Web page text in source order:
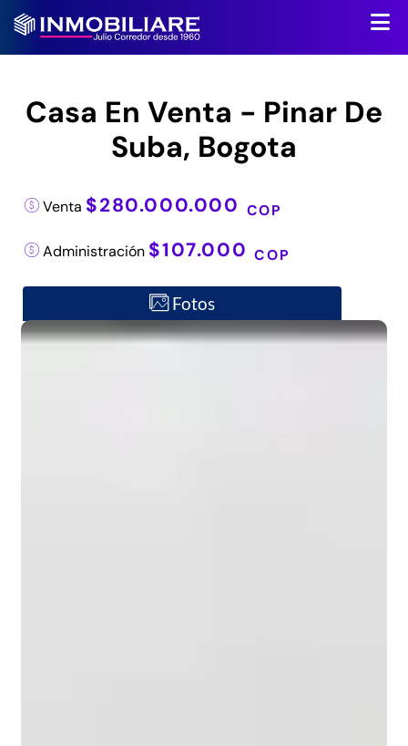
Casa En Venta - Pinar De
Suba, Bogota
Venta $280.000.000 COP
Administración $107.000COP
Fotos